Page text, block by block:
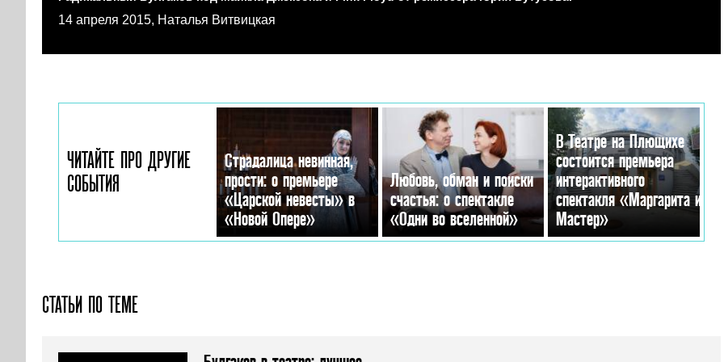
14 апреля 2015, Наталья Витвицкая
ЧИТАЙТЕ ПРО ДРУГИЕ
СОБЫТИЯ
Страдалица невинная,
прости: о премьере
«Царской невесты» в
«Новой Опере»
Любовь, обман и поиски
счастья: о спектакле
«Одни во вселенной»
В Театре на Плющихе
состоится премьера
интерактивного
спектакля «Маргарита и
Мастер»
СТАТЬИ ПО ТЕМЕ